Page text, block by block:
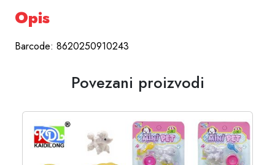
Opis
Barcode: 8620250910243
Povezani proizvodi